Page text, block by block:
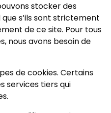
stocker des
s’ils sont strictement
de ce site. Pour tous
nous avons besoin de
de cookies. Certains
services tiers qui